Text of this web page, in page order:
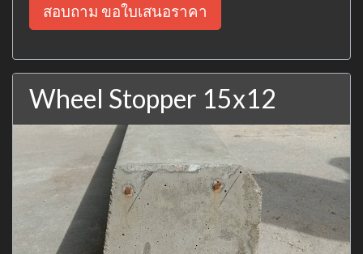
สอบถาม ขอใบเสนอราคา
Wheel Stopper 15x12